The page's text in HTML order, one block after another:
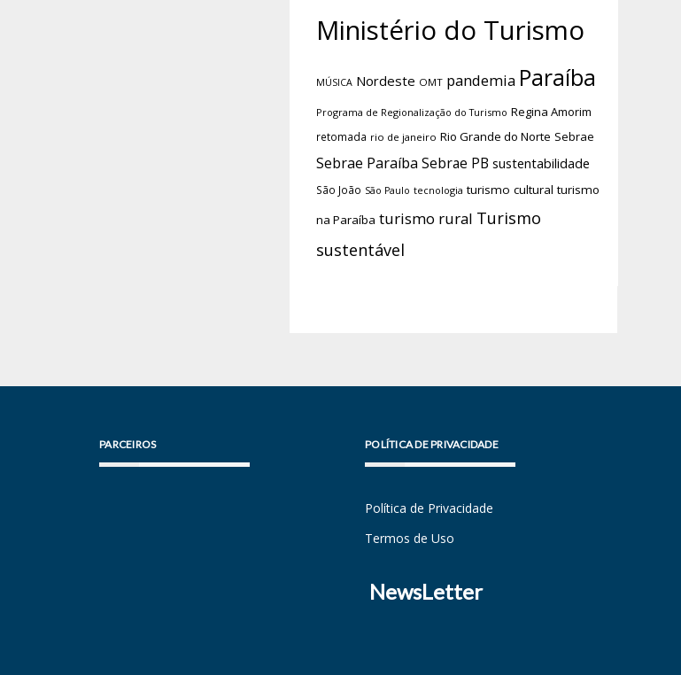
Ministério do Turismo
MÚSICA Nordeste OMT pandemia Paraíba
Programa de Regionalização do Turismo Regina Amorim
retomada rio de janeiro Rio Grande do Norte Sebrae
Sebrae Paraíba Sebrae PB sustentabilidade
São João São Paulo tecnologia turismo cultural turismo
na Paraíba turismo rural Turismo
sustentável
PARCEIROS POLÍTICA DE PRIVACIDADE
Política de Privacidade
Termos de Uso
NewsLetter